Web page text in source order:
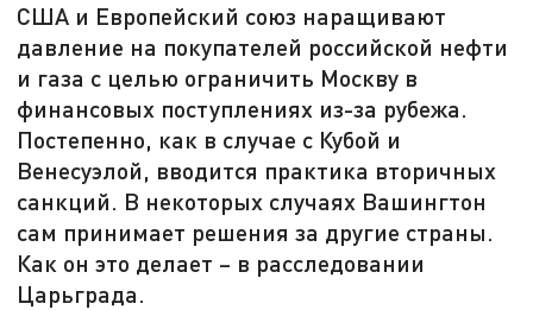
США и Европейский союз наращивают
давление на покупателей российской нефти
и газа с целью ограничить Москву в
финансовых поступлениях из-за рубежа.
Постепенно, как в случае с Кубой и
Венесуэлой, вводится практика вторичных
санкций. В некоторых случаях Вашингтон
сам принимает решения за другие страны.
Как он это делает – в расследовании
Царьграда.